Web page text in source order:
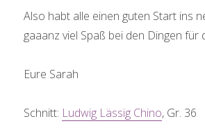
Also habt alle einen guten Start ins
gaaanz viel Spaß bei den Dingen für
Eure Sarah
Schnitt: Ludwig Lässig Chino, Gr. 36